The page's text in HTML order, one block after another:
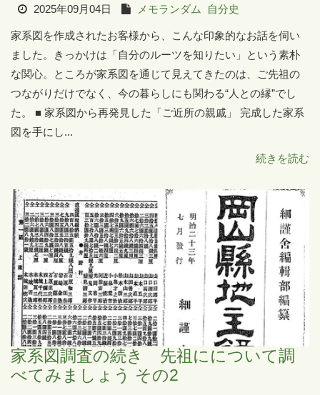
2025年09月04日 メモランダム 自分史
家系図を作成されたお客様から、こんな印象的なお話を伺い
ました。きっかけは「自分のルーツを知りたい」という素朴
な関心。ところが家系図を通じて見えてきたのは、ご先祖の
つながりだけでなく、今の暮らしにも関わる“人との縁”でし
た。 ■ 家系図から再発見した「ご近所の親戚」 完成した家系
図を手にし...
続きを読む
家系図調査の続き 先祖にについて調
べてみましょう その2